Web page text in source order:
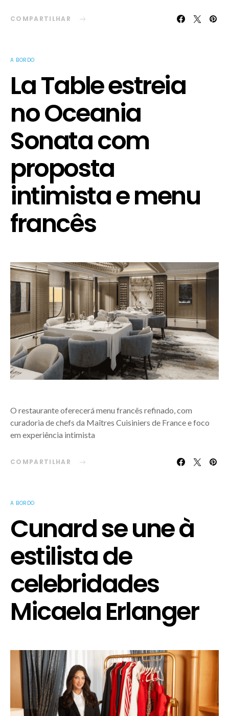
COMPARTILHAR
A BORDO
La Table estreia
no Oceania
Sonata com
proposta
intimista e menu
francês
O restaurante oferecerá menu francês refinado, com
curadoria de chefs da Maîtres Cuisiniers de France e foco
em experiência intimista
COMPARTILHAR
A BORDO
Cunard se une à
estilista de
celebridades
Micaela Erlanger